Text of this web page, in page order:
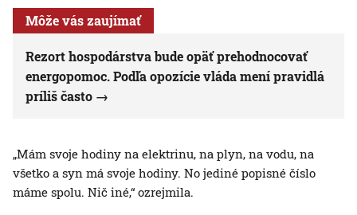
Môže vás zaujímať
Rezort hospodárstva bude opäť prehodnocovať
energopomoc. Podľa opozície vláda mení pravidlá
príliš často
„Mám svoje hodiny na elektrinu, na plyn, na vodu, na
všetko a syn má svoje hodiny. No jediné popisné číslo
máme spolu. Nič iné,“ ozrejmila.